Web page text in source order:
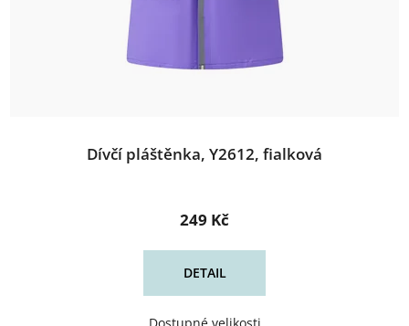
Dívčí pláštěnka, Y2612, fialková
249 Kč
DETAIL